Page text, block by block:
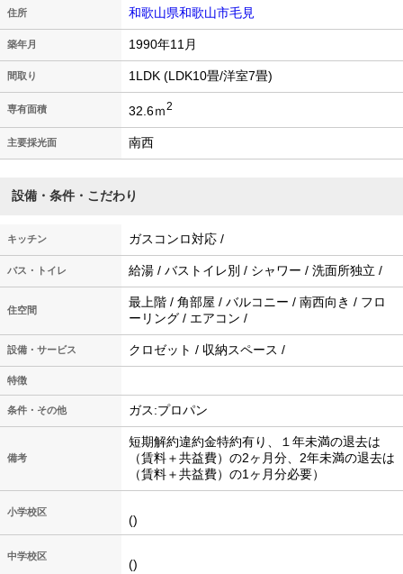
住所 和歌山県和歌山市毛見
築年月 1990年11月
間取り 1LDK (LDK10畳/洋室7畳)
専有面積 32.6ｍ2
主要採光面 南西
設備・条件・こだわり
キッチン ガスコンロ対応 /
バス・トイレ 給湯 / バストイレ別 / シャワー / 洗面所独立 /
住空間
最上階 / 角部屋 / バルコニー / 南西向き / フロ
ーリング / エアコン /
設備・サービス クロゼット / 収納スペース /
特徴
条件・その他 ガス:プロパン
備考
短期解約違約金特約有り、１年未満の退去は
（賃料＋共益費）の2ヶ月分、2年未満の退去は
（賃料＋共益費）の1ヶ月分必要）
小学校区
()
中学校区
()